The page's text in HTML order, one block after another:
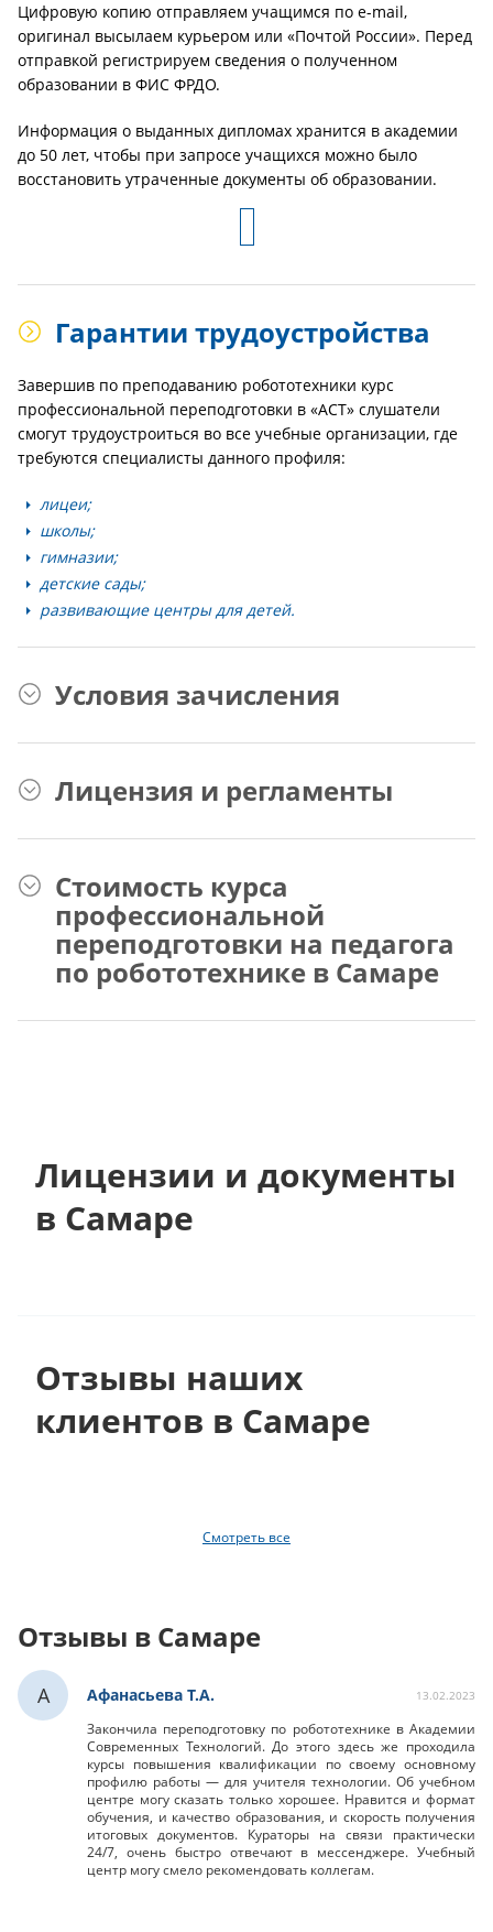
Цифровую копию отправляем учащимся по e-mail,
оригинал высылаем курьером или «Почтой России». Перед
отправкой регистрируем сведения о полученном
образовании в ФИС ФРДО.
Информация о выданных дипломах хранится в академии
до 50 лет, чтобы при запросе учащихся можно было
восстановить утраченные документы об образовании.
Гарантии трудоустройства
Завершив по преподаванию робототехники курс
профессиональной переподготовки в «АСТ» слушатели
смогут трудоустроиться во все учебные организации, где
требуются специалисты данного профиля:
лицеи;
школы;
гимназии;
детские сады;
развивающие центры для детей.
Условия зачисления
Лицензия и регламенты
Стоимость курса
профессиональной
переподготовки на педагога
по робототехнике в Самаре
Лицензии и документы
в Самаре
Отзывы наших
клиентов в Самаре
Смотреть все
Отзывы в Самаре
А Афанасьева Т.А. 13.02.2023
Закончила переподготовку по робототехнике в Академии
Современных Технологий. До этого здесь же проходила
курсы повышения квалификации по своему основному
профилю работы — для учителя технологии. Об учебном
центре могу сказать только хорошее. Нравится и формат
обучения, и качество образования, и скорость получения
итоговых документов. Кураторы на связи практически
24/7, очень быстро отвечают в мессенджере. Учебный
центр могу смело рекомендовать коллегам.